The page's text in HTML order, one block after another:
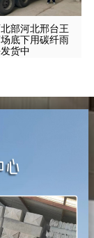
部河北邢台王
底下用碳纤雨
货中